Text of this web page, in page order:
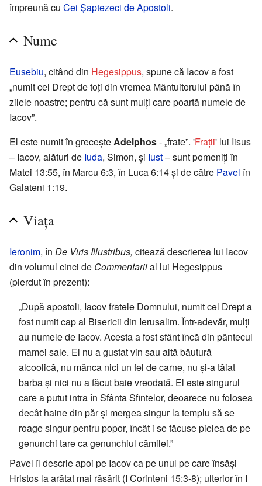
împreună cu Cei Șaptezeci de Apostoli.
Nume
Eusebiu, citând din Hegesippus, spune că Iacov a fost
„numit cel Drept de toți din vremea Mântuitorului până în
zilele noastre; pentru că sunt mulți care poartă numele de
Iacov”.
El este numit în greceșteAdelphos- „frate”. 'Frații' lui Iisus
– Iacov, alături de Iuda, Simon, și Iust– sunt pomeniți în
Matei 13:55, în Marcu 6:3, în Luca 6:14 și de către Pavel în
Galateni 1:19.
Viața
Ieronim, în De Viris Illustribus, citează descrierea lui Iacov
din volumul cinci de Commentariial lui Hegesippus
(pierdut în prezent):
„După apostoli, Iacov fratele Domnului, numit cel Drept a
fost numit cap al Bisericii din Ierusalim. Într-adevăr, mulți
au numele de Iacov. Acesta a fost sfânt încă din pântecul
mamei sale. El nu a gustat vin sau altă băutură
alcoolică, nu mânca nici un fel de carne, nu și-a tăiat
barba și nici nu a făcut baie vreodată. El este singurul
care a putut intra în Sfânta Sfintelor, deoarece nu folosea
decât haine din păr și mergea singur la templu să se
roage singur pentru popor, încât i se făcuse pielea de pe
genunchi tare ca genunchiul cămilei.”
Pavel îl descrie apoi pe Iacov ca pe unul pe care însăși
Hristos la arătat mai răsărit (I Corinteni 15:3-8); ulterior în I